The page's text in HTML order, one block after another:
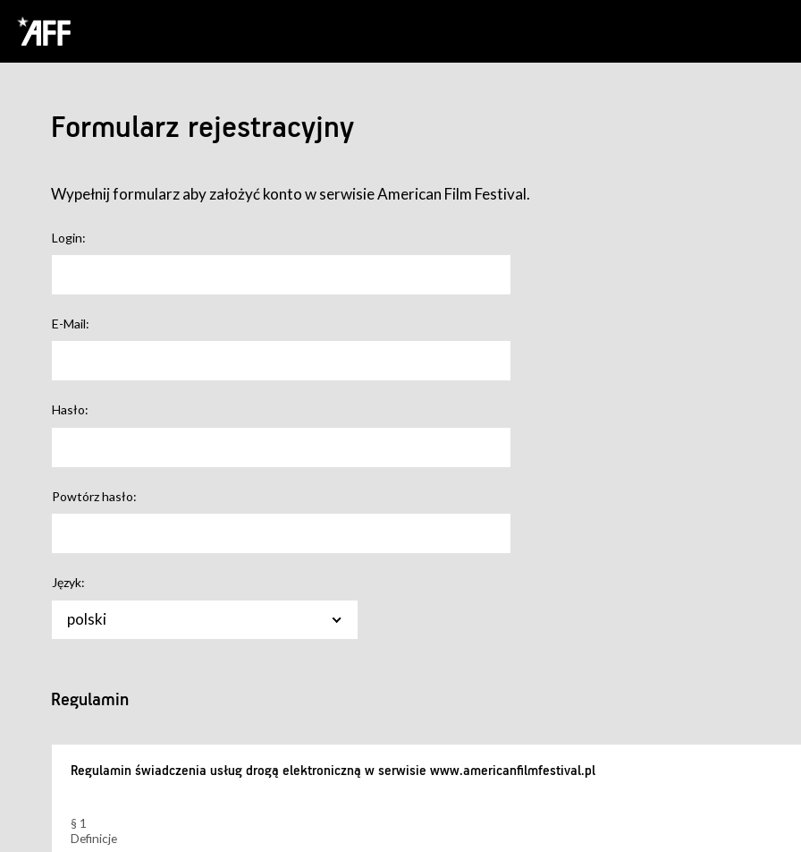
Formularz rejestracyjny
Wypełnij formularz aby założyć konto w serwisie American Film Festival.
Login:
E-Mail:
Hasło:
Powtórz hasło:
Język:
polski
Regulamin
Regulamin świadczenia usług drogą elektroniczną w serwisie www.americanfilmfestival.pl
§ 1
Definicje